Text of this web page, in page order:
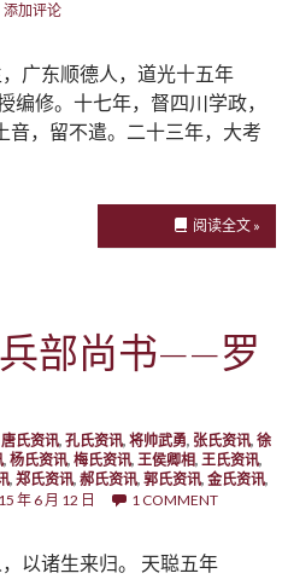
添加评论
广东顺德人，道光十五年
编修。十七年，督四川学政，
音，留不遣。二十三年，大考
阅读全文 »
部尚书——罗
唐氏资讯, 孔氏资讯, 将帅武勇, 张氏资讯, 徐
, 杨氏资讯, 梅氏资讯, 王侯卿相, 王氏资讯,
, 郑氏资讯, 郝氏资讯, 郭氏资讯, 金氏资讯,
年 6 月 12 日 1 COMMENT
以诸生来归。 天聪五年